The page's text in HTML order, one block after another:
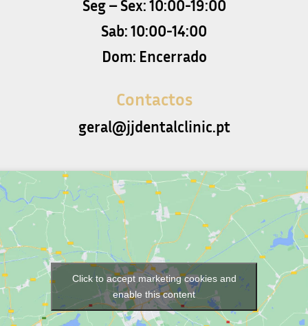
Seg – Sex: 10:00-19:00
Sab: 10:00-14:00
Dom: Encerrado
Contactos
geral@jjdentalclinic.pt
Click to accept marketing cookies and
enable this content